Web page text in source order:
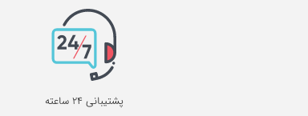
پشتیبانی 24 ساعته